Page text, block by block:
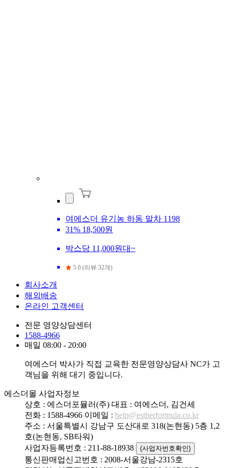
여에스더 유기농 하동 말차 1198
31% 18,500원
박스당 11,000원대~
5.0 (리뷰 32개)
회사소개
해외배송
온라인 고객센터
전문 영양상담센터
1588-4966
매일 08:00 - 20:00
여에스더 박사가 직접 교육한 전문영양상담사 NC가 고
객님을 위해 대기 중입니다.
에스더몰 사업자정보
상호 : 에스더포뮬러(주) 대표 : 여에스더, 김건세
전화 : 1588-4966 이메일 : help@estherformula.co.kr
주소 : 서울특별시 강남구 도산대로 318(논현동) 5층 1,2
호(논현동, SB타워)
사업자등록번호 : 211-88-18938
(사업자번호확인)
통신판매업신고번호 : 2008-서울강남-2315호